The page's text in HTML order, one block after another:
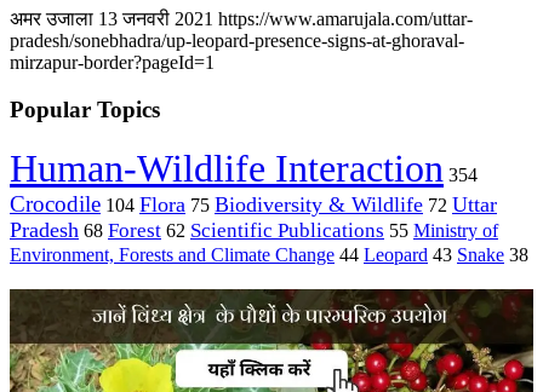
अमर उजाला 13 जनवरी 2021 https://www.amarujala.com/uttar-
pradesh/sonebhadra/up-leopard-presence-signs-at-ghoraval-
mirzapur-border?pageId=1
Popular Topics
Human-Wildlife Interaction 354
Crocodile 104 Flora 75 Biodiversity & Wildlife 72 Uttar
Pradesh 68 Forest 62 Scientific Publications 55 Ministry of
Environment, Forests and Climate Change 44 Leopard 43 Snake 38